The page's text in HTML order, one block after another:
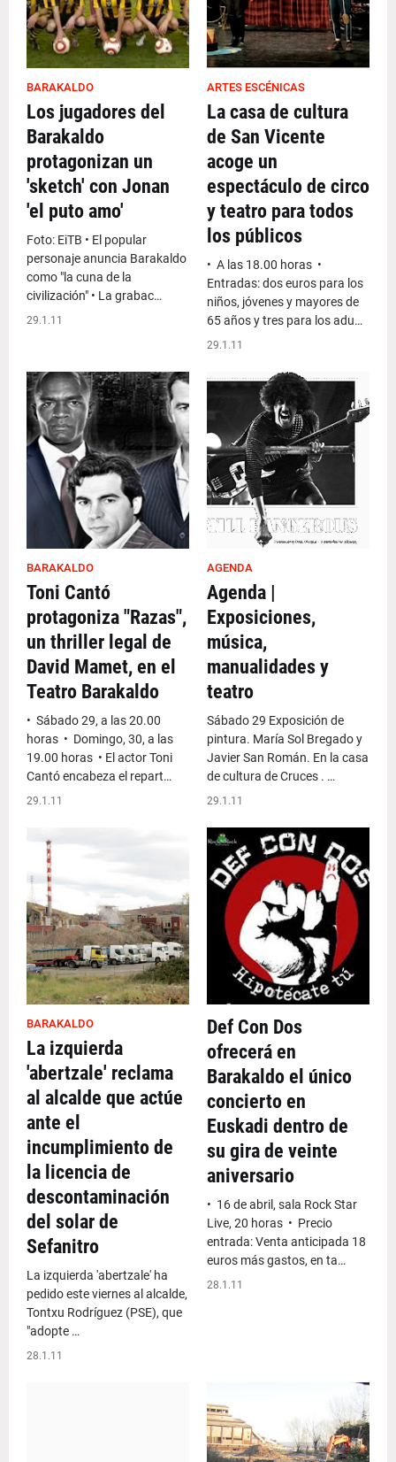
BARAKALDO
Los jugadores del
Barakaldo
protagonizan un
'sketch' con Jonan
'el puto amo'
Foto: EiTB • El popular
personaje anuncia Barakaldo
como "la cuna de la
civilización" • La grabac…
29.1.11
ARTES ESCÉNICAS
La casa de cultura
de San Vicente
acoge un
espectáculo de circo
y teatro para todos
los públicos
• A las 18.00 horas •
Entradas: dos euros para los
niños, jóvenes y mayores de
65 años y tres para los adu…
29.1.11
BARAKALDO
Toni Cantó
protagoniza "Razas",
un thriller legal de
David Mamet, en el
Teatro Barakaldo
• Sábado 29, a las 20.00
horas • Domingo, 30, a las
19.00 horas • El actor Toni
Cantó encabeza el repart…
29.1.11
AGENDA
Agenda |
Exposiciones,
música,
manualidades y
teatro
Sábado 29 Exposición de
pintura. María Sol Bregado y
Javier San Román. En la casa
de cultura de Cruces . …
29.1.11
BARAKALDO
La izquierda
'abertzale' reclama
al alcalde que actúe
ante el
incumplimiento de
la licencia de
descontaminación
del solar de
Sefanitro
La izquierda 'abertzale' ha
pedido este viernes al alcalde,
Tontxu Rodríguez (PSE), que
"adopte …
28.1.11
Def Con Dos
ofrecerá en
Barakaldo el único
concierto en
Euskadi dentro de
su gira de veinte
aniversario
• 16 de abril, sala Rock Star
Live, 20 horas • Precio
entrada: Venta anticipada 18
euros más gastos, en ta…
28.1.11